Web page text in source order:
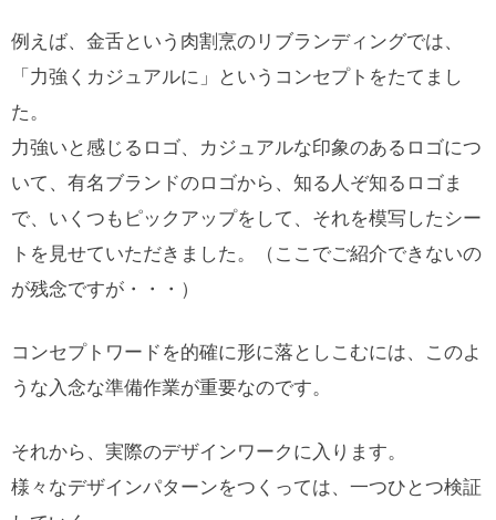
例えば、金舌という肉割烹のリブランディングでは、
「力強くカジュアルに」というコンセプトをたてまし
た。
力強いと感じるロゴ、カジュアルな印象のあるロゴにつ
いて、有名ブランドのロゴから、知る人ぞ知るロゴま
で、いくつもピックアップをして、それを模写したシー
トを見せていただきました。（ここでご紹介できないの
が残念ですが・・・）
コンセプトワードを的確に形に落としこむには、このよ
うな入念な準備作業が重要なのです。
それから、実際のデザインワークに入ります。
様々なデザインパターンをつくっては、一つひとつ検証